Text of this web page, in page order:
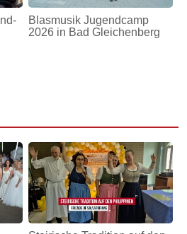
Blasmusik Jugendcamp
2026 in Bad Gleichenberg